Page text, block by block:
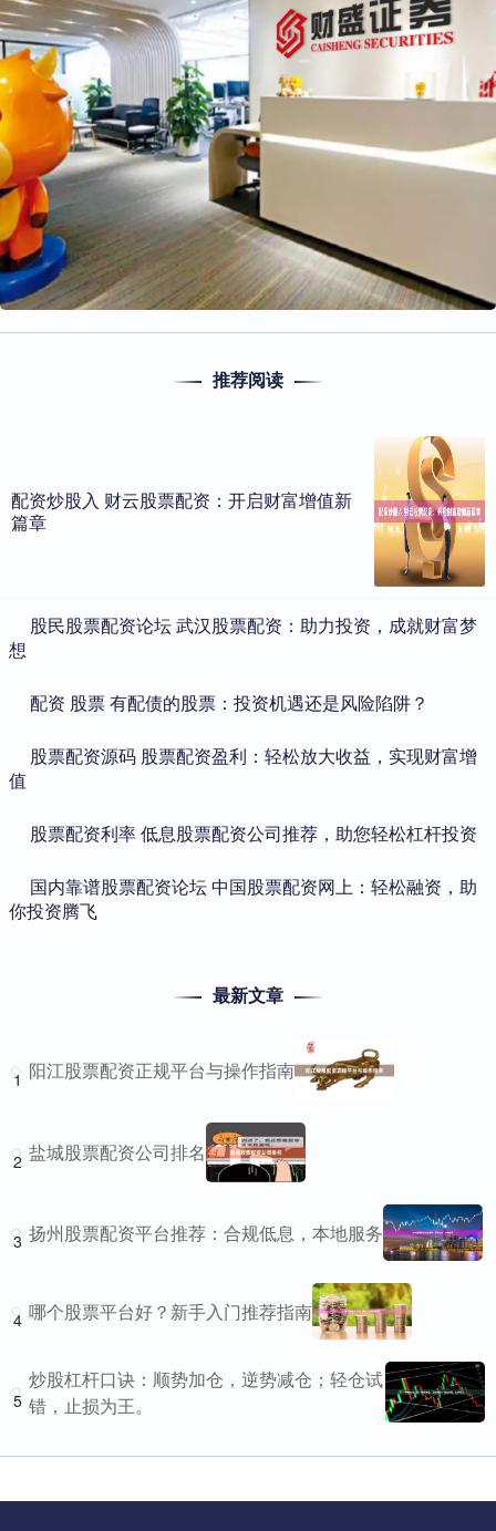
推荐阅读
配资炒股入 财云股票配资：开启财富增值新
篇章
​股民股票配资论坛 武汉股票配资：助力投资，成就财富梦
想
​配资 股票 有配债的股票：投资机遇还是风险陷阱？
​股票配资源码 股票配资盈利：轻松放大收益，实现财富增
值
​股票配资利率 低息股票配资公司推荐，助您轻松杠杆投资
​国内靠谱股票配资论坛 中国股票配资网上：轻松融资，助
你投资腾飞
最新文章
1 阳江股票配资正规平台与操作指南
2 盐城股票配资公司排名
3 扬州股票配资平台推荐：合规低息，本地服务
4 哪个股票平台好？新手入门推荐指南
5
炒股杠杆口诀：顺势加仓，逆势减仓；轻仓试
错，止损为王。